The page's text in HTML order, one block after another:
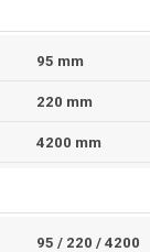
95 mm
220 mm
4200 mm
95 / 220 / 4200